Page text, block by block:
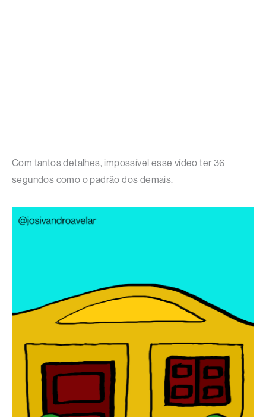
Com tantos detalhes, impossível esse vídeo ter 36
segundos como o padrão dos demais.